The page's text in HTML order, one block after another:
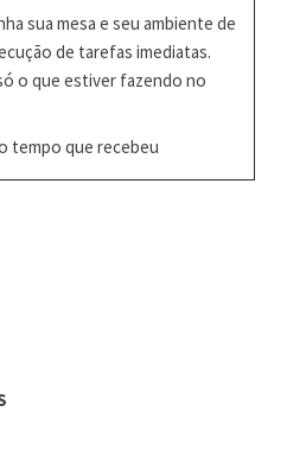
sua mesa e seu ambiente de
de tarefas imediatas.
o que estiver fazendo no
tempo que recebeu